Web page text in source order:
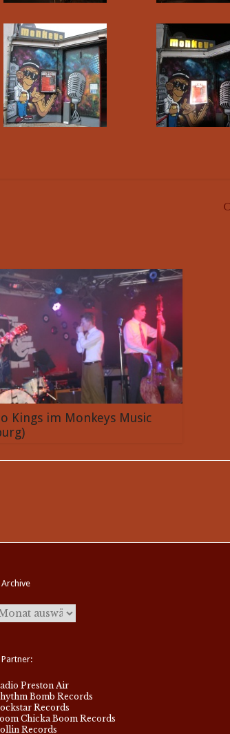
Kings im Monkeys Music
Archive
Partner:
Preston Air
Bomb Records
Records
Chicka Boom Records
Records